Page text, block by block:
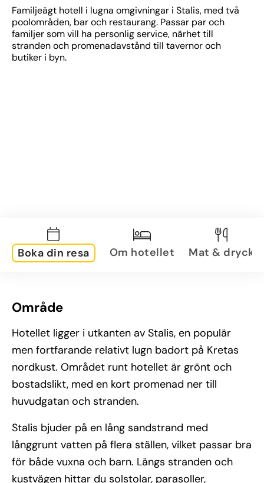
Familjeägt hotell i lugna omgivningar i Stalis, med två
poolområden, bar och restaurang. Passar par och
familjer som vill ha personlig service, närhet till
stranden och promenadavstånd till tavernor och
butiker i byn.
Boka din resa Om hotellet Mat & dryck
Område
Hotellet ligger i utkanten av Stalis, en populär
men fortfarande relativt lugn badort på Kretas
nordkust. Området runt hotellet är grönt och
bostadslikt, med en kort promenad ner till
huvudgatan och stranden.
Stalis bjuder på en lång sandstrand med
långgrunt vatten på flera ställen, vilket passar bra
för både vuxna och barn. Längs stranden och
kustvägen hittar du solstolar, parasoller,